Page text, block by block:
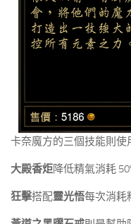
卡奈魔方的三個技能則使
大殿香炬降低精氣消耗
狂擊搭配靈光悟每次消耗